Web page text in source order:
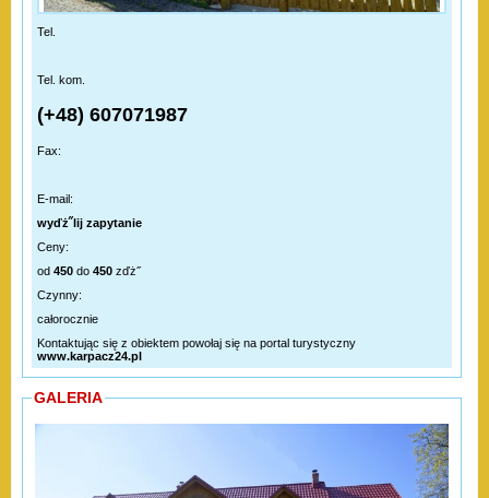
Tel.
Tel. kom.
(+48) 607071987
Fax:
E-mail:
wyďż˝lij zapytanie
Ceny:
od 450 do 450 zďż˝
Czynny:
całorocznie
Kontaktując się z obiektem powołaj się na portal turystyczny
www.karpacz24.pl
GALERIA